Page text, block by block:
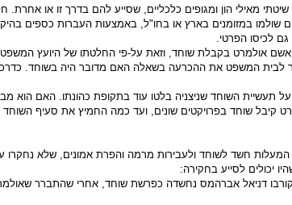
מאילי הון ומגופים כלכליים, שסייע להם בדרך זו או
במזומנים בארץ או בחו"ל, באמצעות העברות כספים
לכיסו הפרטי.
אולמרט בקבלת שוחד, וזאת על-פי החלטתו של היועץ המשפטי
לבית המשפט את ההכרעה בשאלה האם מדובר היה בשוחד. כדרכו
על תעשיית השוחד שניצניה בלטו עוד בתקופת כהונתו. האם
שוחד בפרויקטים שונים, ועד כמה החמיץ את סעיף השוחד
חשד לשוחד ולעבירות מרמה והפרת אמונים, שלא נחקרו
יכולים לסייע בחקירה:
דניאל אברהמס נחשדה כפרשת שוחד, אחרי שהתברר